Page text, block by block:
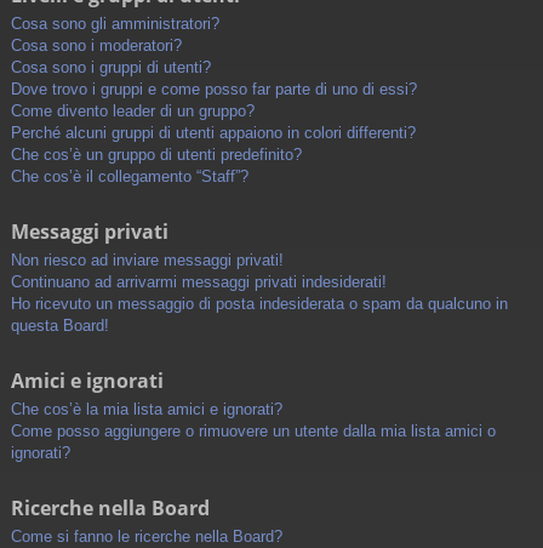
Cosa sono gli amministratori?
Cosa sono i moderatori?
Cosa sono i gruppi di utenti?
Dove trovo i gruppi e come posso far parte di uno di essi?
Come divento leader di un gruppo?
Perché alcuni gruppi di utenti appaiono in colori differenti?
Che cos’è un gruppo di utenti predefinito?
Che cos’è il collegamento “Staff”?
Messaggi privati
Non riesco ad inviare messaggi privati!
Continuano ad arrivarmi messaggi privati indesiderati!
Ho ricevuto un messaggio di posta indesiderata o spam da qualcuno in
questa Board!
Amici e ignorati
Che cos’è la mia lista amici e ignorati?
Come posso aggiungere o rimuovere un utente dalla mia lista amici o
ignorati?
Ricerche nella Board
Come si fanno le ricerche nella Board?